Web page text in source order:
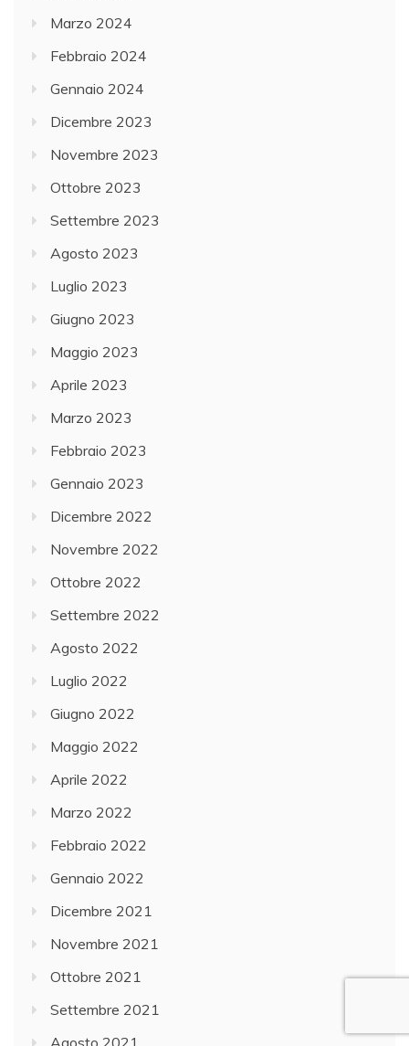
Marzo 2024
Febbraio 2024
Gennaio 2024
Dicembre 2023
Novembre 2023
Ottobre 2023
Settembre 2023
Agosto 2023
Luglio 2023
Giugno 2023
Maggio 2023
Aprile 2023
Marzo 2023
Febbraio 2023
Gennaio 2023
Dicembre 2022
Novembre 2022
Ottobre 2022
Settembre 2022
Agosto 2022
Luglio 2022
Giugno 2022
Maggio 2022
Aprile 2022
Marzo 2022
Febbraio 2022
Gennaio 2022
Dicembre 2021
Novembre 2021
Ottobre 2021
Settembre 2021
Agosto 2021